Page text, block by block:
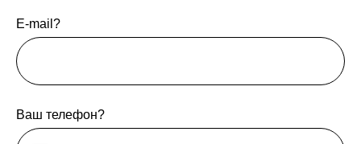
E-mail?
Ваш телефон?